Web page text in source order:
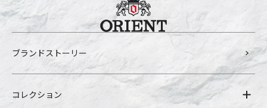
ブランドストーリー
コレクション